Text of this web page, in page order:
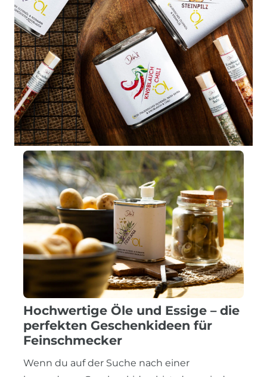
Hochwertige Öle und Essige – die
perfekten Geschenkideen für
Feinschmecker
Wenn du auf der Suche nach einer